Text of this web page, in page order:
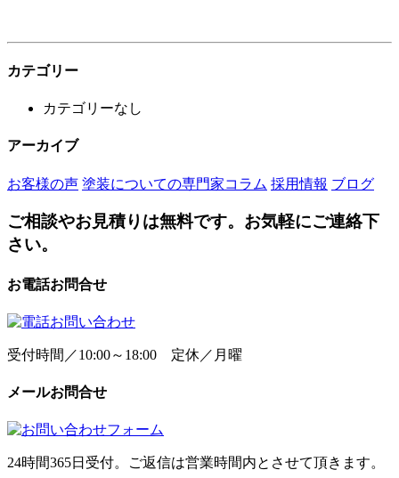
カテゴリー
カテゴリーなし
アーカイブ
お客様の声 塗装についての専門家コラム 採用情報 ブログ
ご相談やお見積りは無料です。お気軽にご連絡下
さい。
お電話お問合せ
受付時間／10:00～18:00 定休／月曜
メールお問合せ
24時間365日受付。ご返信は営業時間内とさせて頂きます。